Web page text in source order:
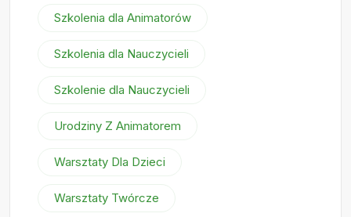
Szkolenia dla Animatorów
Szkolenia dla Nauczycieli
Szkolenie dla Nauczycieli
Urodziny Z Animatorem
Warsztaty Dla Dzieci
Warsztaty Twórcze